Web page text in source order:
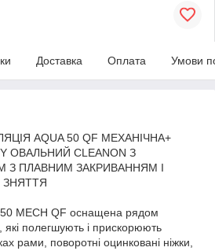
Доставка Оплата Умови
AQUA 50 QF MEХАНІЧНА+
ОВАЛЬНИЙ CLEANON З
З ПЛАВНИМ ЗАКРИВАННЯМ І
MECH QF оснащена рядом
полегшують і прискорюють
рами, поворотні оцинковані ніжки,